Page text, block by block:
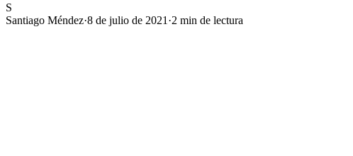
S
Santiago Méndez·8 de julio de 2021 ·2 min de lectura